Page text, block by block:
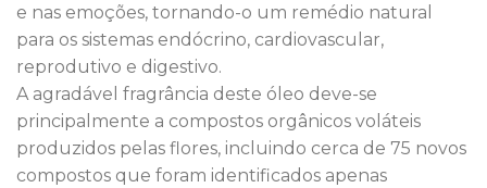
e nas emoções, tornando-o um remédio natural
para os sistemas endócrino, cardiovascular,
reprodutivo e digestivo.
A agradável fragrância deste óleo deve-se
principalmente a compostos orgânicos voláteis
produzidos pelas flores, incluindo cerca de 75 novos
compostos que foram identificados apenas